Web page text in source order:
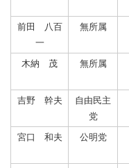
前田 八百
一
無所属
木納 茂
無所属
吉野 幹夫
自由民主
党
宮口 和夫
公明党